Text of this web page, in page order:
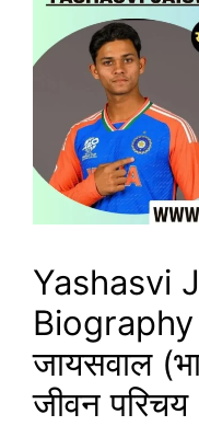
Yashasvi
Biography
जायसवाल
जीवन